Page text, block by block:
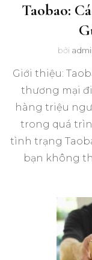
Taobao:
bởi
Giới thiệu:
thương mại
hàng triệu
trong quá
tình trạng
bạn không